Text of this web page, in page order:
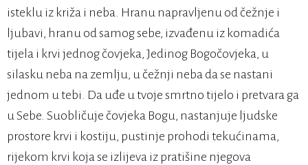
isteklu iz križa i neba. Hranu napravljenu od čežnje i
ljubavi, hranu od samog sebe, izvađenu iz komadića
tijela i krvi jednog čovjeka, Jedinog Bogočovjeka, u
silasku neba na zemlju, u čežnji neba da se nastani
jednom u tebi. Da uđe u tvoje smrtno tijelo i pretvara ga
u Sebe. Suobličuje čovjeka Bogu, nastanjuje ljudske
prostore krvi i kostiju, pustinje prohodi tekućinama,
rijekom krvi koja se izlijeva iz pratišine njegova